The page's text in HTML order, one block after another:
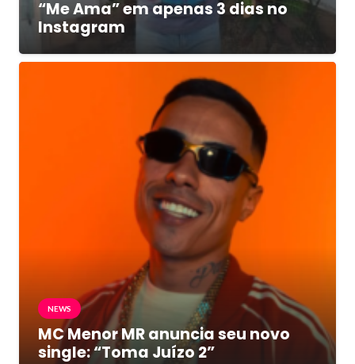
“Me Ama” em apenas 3 dias no
Instagram
NEWS
MC Menor MR anuncia seu novo
single: “Toma Juízo 2”